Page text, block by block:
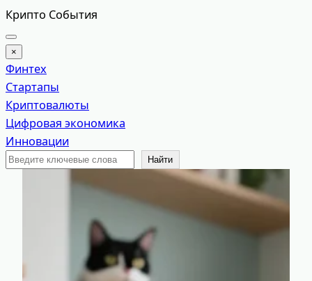
Перейти
к
содержимому
Крипто События
×
Финтех
Стартапы
Криптовалюты
Цифровая экономика
Инновации
Поиск
Найти